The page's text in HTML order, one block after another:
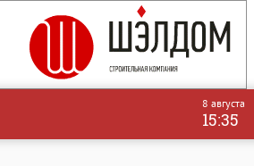
8 августа
15:35